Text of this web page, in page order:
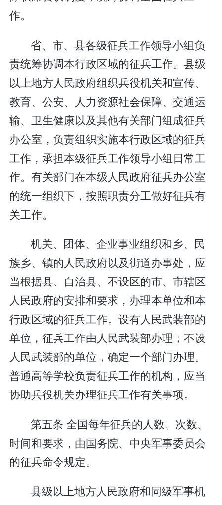
作。
省、市、县各级征兵工作领导小组负
责统筹协调本行政区域的征兵工作。县级
以上地方人民政府组织兵役机关和宣传、
教育、公安、人力资源社会保障、交通运
输、卫生健康以及其他有关部门组成征兵
办公室，负责组织实施本行政区域的征兵
工作，承担本级征兵工作领导小组日常工
作。有关部门在本级人民政府征兵办公室
的统一组织下，按照职责分工做好征兵有
关工作。
机关、团体、企业事业组织和乡、民
族乡、镇的人民政府以及街道办事处，应
当根据县、自治县、不设区的市、市辖区
人民政府的安排和要求，办理本单位和本
行政区域的征兵工作。设有人民武装部的
单位，征兵工作由人民武装部办理；不设
人民武装部的单位，确定一个部门办理。
普通高等学校负责征兵工作的机构，应当
协助兵役机关办理征兵工作有关事项。
第五条 全国每年征兵的人数、次数、
时间和要求，由国务院、中央军事委员会
的征兵命令规定。
县级以上地方人民政府和同级军事机